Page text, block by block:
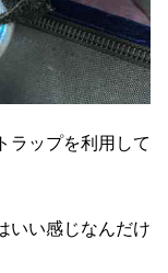
ラップを利用して
いい感じなんだけ